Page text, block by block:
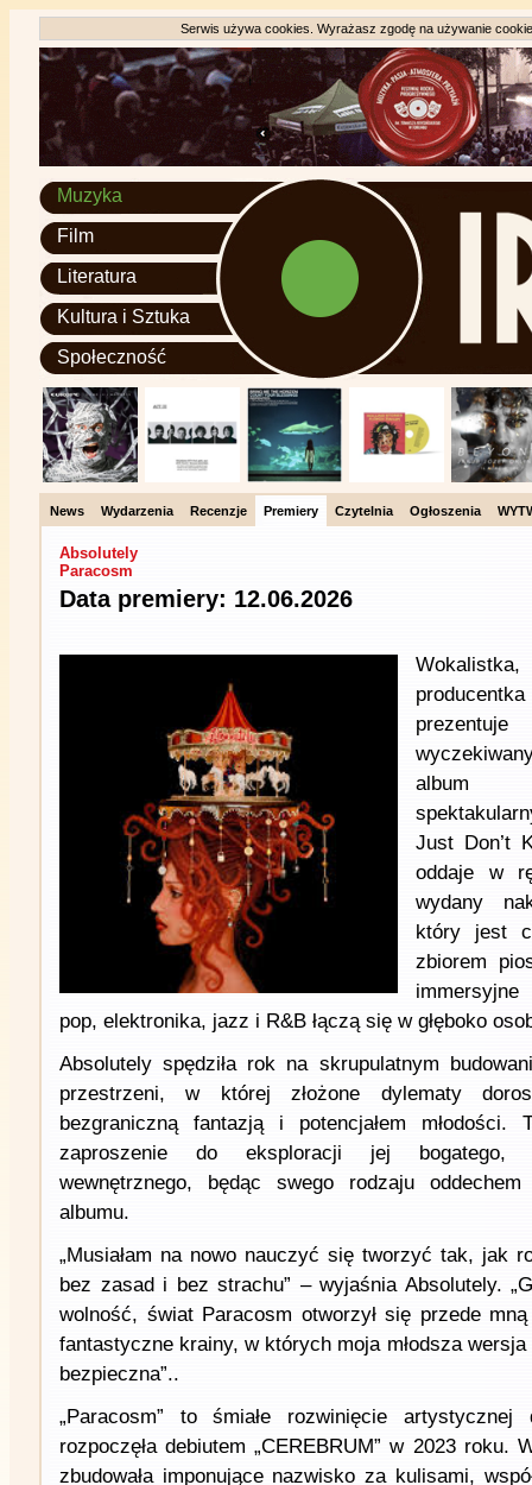
Serwis używa cookies. Wyrażasz zgodę na używanie
Muzyka
Film
Literatura
Kultura i Sztuka
Społeczność
News Wydarzenia Recenzje Premiery Czytelnia Ogłoszenia
Absolutely
Paracosm
Data premiery: 12.06.2026
album
Just Don’t
oddaje w
wydany
który jest
zbiorem
pop, elektronika, jazz i R&B łączą się w głęboko
Absolutely spędziła rok na skrupulatnym
przestrzeni, w której złożone dylematy
bezgraniczną fantazją i potencjałem młodości.
zaproszenie do eksploracji jej bogatego,
wewnętrznego, będąc swego rodzaju
albumu.
„Musiałam na nowo nauczyć się tworzyć tak, jak
bez zasad i bez strachu” – wyjaśnia Absolutely.
wolność, świat Paracosm otworzył się przede mną
fantastyczne krainy, w których moja młodsza
bezpieczna”..
„Paracosm” to śmiałe rozwinięcie
rozpoczęła debiutem „CEREBRUM” w 2023 roku.
zbudowała imponujące nazwisko za kulisami,